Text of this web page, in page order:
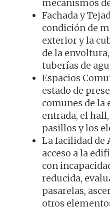
mecanismos
Fachada y
condición de
exterior y la
de la
tuberías de
Espacios
estado de
comunes de la
entrada, el
pasillos y los
La facilidad de
acceso a la
con
reducida,
pasarelas,
otros